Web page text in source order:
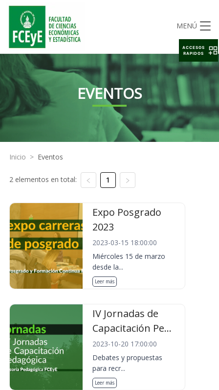
MENÚ
EVENTOS
Inicio > Eventos
2 elementos en total: 1
Expo Posgrado
2023
2023-03-15 18:00:00
Miércoles 15 de marzo
desde la...
Leer más
IV Jornadas de
Capacitación Pe...
2023-10-20 17:00:00
Debates y propuestas
para recr...
Leer más
ACCESOS
RAPIDOS